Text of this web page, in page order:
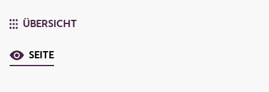
ÜBERSICHT
SEITE